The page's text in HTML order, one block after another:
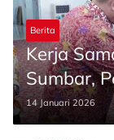
Berita
Kerja
Sumbar,
1.000
14 Januari 2026